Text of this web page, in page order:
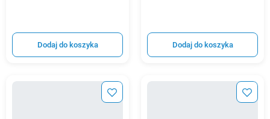
Dodaj do koszyka Dodaj do koszyka